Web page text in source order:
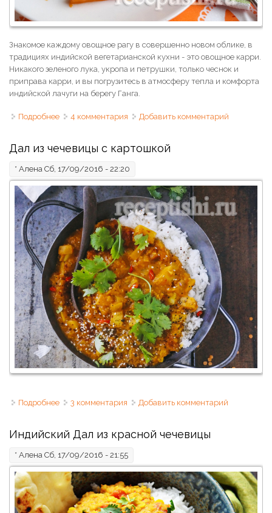
Знакомое каждому овощное рагу в совершенно новом облике, в
традициях индийской вегетарианской кухни - это овощное карри.
Никакого зеленого лука, укропа и петрушки, только чеснок и
приправа карри, и вы погрузитесь в атмосферу тепла и комфорта
индийской лачуги на берегу Ганга.
Подробнее о Овощное карри
4 комментария Добавить комментарий
Дал из чечевицы с картошкой
* Алена Сб, 17/09/2016 - 22:20
Подробнее о Дал из чечевицы с картошкой
3 комментария Добавить комментарий
Индийский Дал из красной чечевицы
* Алена Сб, 17/09/2016 - 21:55